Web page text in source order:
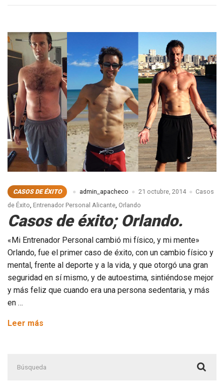
CASOS DE ÉXITO admin_apacheco 21 octubre, 2014
Casos
de Éxito, Entrenador Personal Alicante, Orlando
Casos de éxito; Orlando.
«Mi Entrenador Personal cambió mi físico, y mi mente»
Orlando, fue el primer caso de éxito, con un cambio físico y
mental, frente al deporte y a la vida, y que otorgó una gran
seguridad en sí mismo, y de autoestima, sintiéndose mejor
y más feliz que cuando era una persona sedentaria, y más
en …
Leer más